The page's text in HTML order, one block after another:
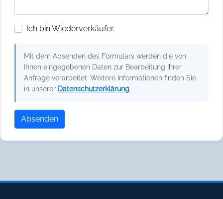
Ich bin Wiederverkäufer.
Mit dem Absenden des Formulars werden die von
Ihnen eingegebenen Daten zur Bearbeitung Ihrer
Anfrage verarbeitet. Weitere Informationen finden Sie
in unserer Datenschutzerklärung.
Absenden